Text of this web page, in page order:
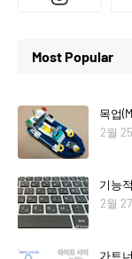
Most Popular
목업
2월
기능
2월
가트